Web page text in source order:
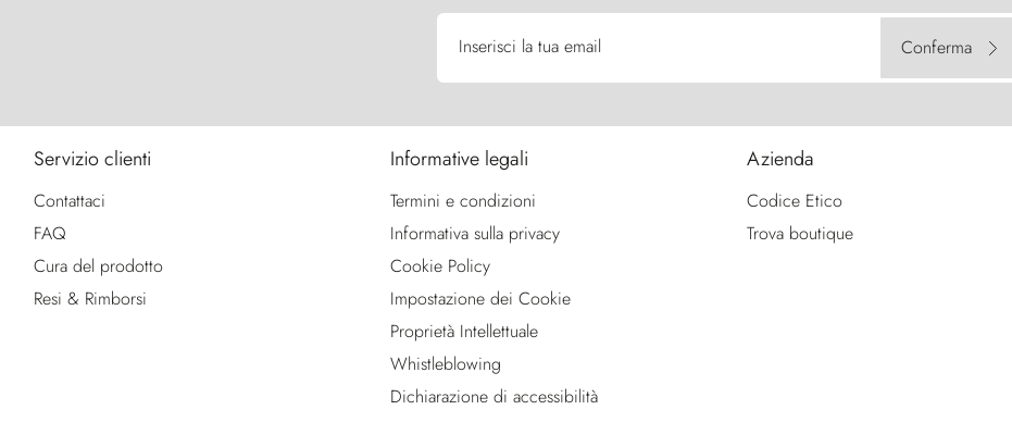
Inserisci la tua email Conferma
Servizio clienti
Contattaci
FAQ
Cura del prodotto
Resi & Rimborsi
Informative legali
Termini e condizioni
Informativa sulla privacy
Cookie Policy
Impostazione dei Cookie
Proprietà Intellettuale
Whistleblowing
Dichiarazione di accessibilità
Azienda
Codice Etico
Trova boutique